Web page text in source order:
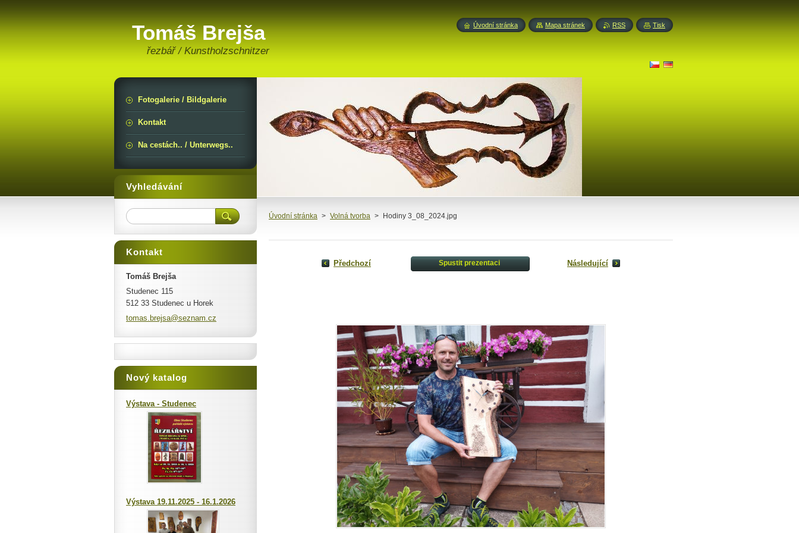
Tomáš Brejša
řezbář / Kunstholzschnitzer
Úvodní stránka > Volná tvorba > Hodiny 3_08_2024.jpg
Předchozí Spustit prezentaci Následující
Fotogalerie / Bildgalerie
Kontakt
Na cestách.. / Unterwegs..
Vyhledávání
Kontakt
Tomáš Brejša
Studenec 115
512 33 Studenec u Horek
tomas.brejsa@seznam.cz
Nový katalog
Výstava - Studenec
Výstava 19.11.2025 - 16.1.2026
Úvodní stránka Mapa stránek RSS Tisk